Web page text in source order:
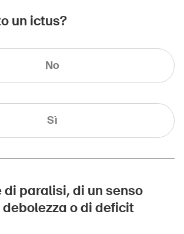
un ictus?
No
Sì
di paralisi, di un senso
o di deficit